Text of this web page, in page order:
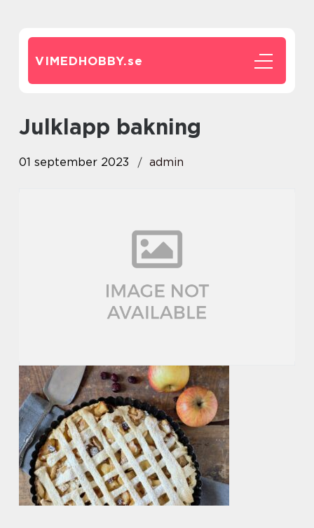
VIMEDHOBBY.se
julklapp bakning
01 september 2023 admin